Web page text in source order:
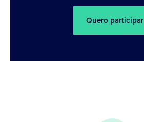
Quero participar